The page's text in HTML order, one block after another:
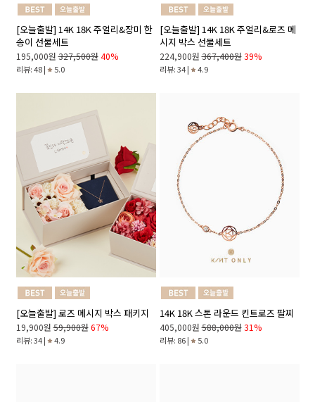
[오늘출발] 14K 18K 주얼리&장미 한
송이 선물세트
195,000원 327,500원 40%
리뷰: 48 | 5.0
[오늘출발] 14K 18K 주얼리&로즈 메
시지 박스 선물세트
224,900원 367,400원 39%
리뷰: 34 | 4.9
[오늘출발] 로즈 메시지 박스 패키지
19,900원 59,900원 67%
리뷰: 34 | 4.9
14K 18K 스톤 라운드 킨트로즈 팔찌
405,000원 588,000원 31%
리뷰: 86 | 5.0